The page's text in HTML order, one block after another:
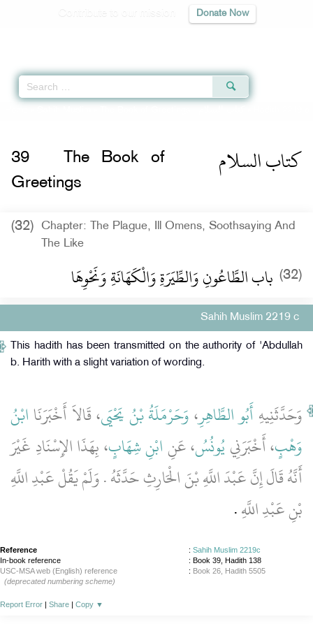
Donate Now
كتاب السلام 39
The Book of
Greetings
(32)
Chapter: The Plague, Ill Omens, Soothsaying And
The Like
(32) باب الطَّاعُونِ وَالطِّيَرَةِ وَالْكَهَانَةِ وَنَحْوِهَا ‏‏
Sahih Muslim 2219 c
This hadith has been transmitted on the authority of 'Abdullah
b. Harith with a slight variation of wording.
وَحَدَّثَنِيهِ أَبُو الطَّاهِرِ،وَحَرْمَلَةُ بْنُ يَحْيَى، قَالاَ أَخْبَرَنَاابْنُ
وَهْبٍ، أَخْبَرَنِييُونُسُ، عَنِ ابْنِ شِهَابٍ، بِهَذَا الإِسْنَادِ غَيْرَ
أَنَّهُ قَالَ إِنَّ عَبْدَ اللَّهِ بْنَ الْحَارِثِ حَدَّثَهُ ‏.‏ وَلَمْ يَقُلْ عَبْدِ اللَّهِ
بْنِ عَبْدِ اللَّهِ‏.‏
Reference : Sahih Muslim 2219c
In-book reference
: Book 39, Hadith 138
USC-MSA web (English) reference
: Book 26, Hadith 5505
(deprecated numbering scheme)
Report Error | Share | Copy ▼